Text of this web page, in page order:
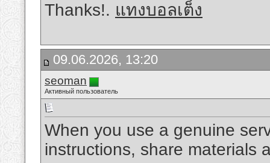
Thanks!. แทงบอลเต็ง
09.06.2026, 13:20
seoman
Активный пользователь
When you use a genuine
instructions, share materials